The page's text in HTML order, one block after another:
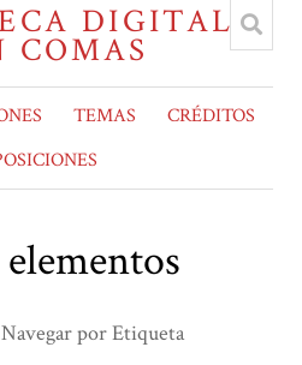
TEMAS
CRÉDITOS
Navegar por Etiqueta